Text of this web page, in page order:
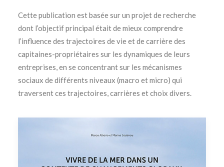
Cette publication est basée sur un projet de recherche
dont l’objectif principal était de mieux comprendre
l’influence des trajectoires de vie et de carrière des
capitaines-propriétaires sur les dynamiques de leurs
entreprises, en se concentrant sur les mécanismes
sociaux de différents niveaux (macro et micro) qui
traversent ces trajectoires, carrières et choix divers.